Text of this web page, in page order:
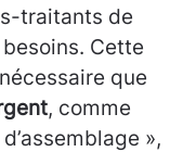
traitants de
Cette
que
, comme
»,